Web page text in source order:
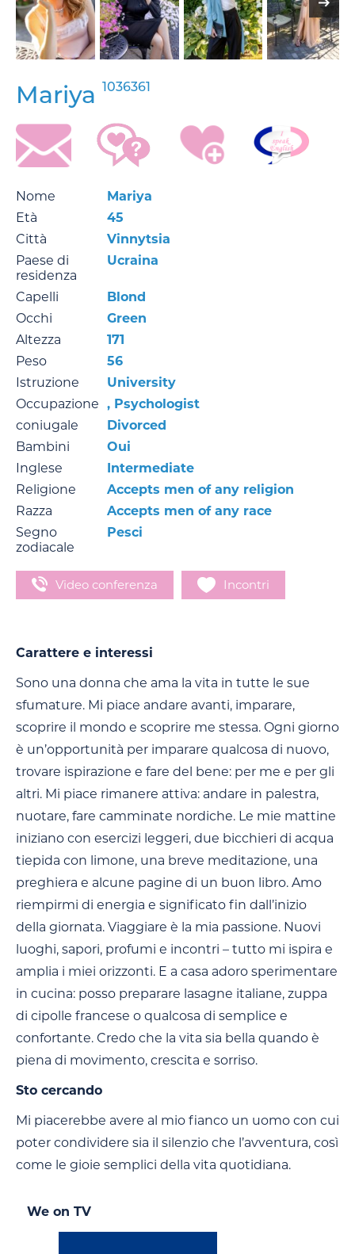
Mariya 1036361
Nome
Mariya
Età
45
Città
Vinnytsia
Paese di
residenza
Ucraina
Capelli
Blond
Occhi
Green
Altezza
171
Peso
56
Istruzione
University
Occupazione , Psychologist
coniugale
Divorced
Bambini
Oui
Inglese
Intermediate
Religione
Accepts men of any religion
Razza
Accepts men of any race
Segno
zodiacale
Pesci
Video conferenza Incontri
Carattere e interessi
Sono una donna che ama la vita in tutte le sue
sfumature. Mi piace andare avanti, imparare,
scoprire il mondo e scoprire me stessa. Ogni giorno
è un’opportunità per imparare qualcosa di nuovo,
trovare ispirazione e fare del bene: per me e per gli
altri. Mi piace rimanere attiva: andare in palestra,
nuotare, fare camminate nordiche. Le mie mattine
iniziano con esercizi leggeri, due bicchieri di acqua
tiepida con limone, una breve meditazione, una
preghiera e alcune pagine di un buon libro. Amo
riempirmi di energia e significato fin dall’inizio
della giornata. Viaggiare è la mia passione. Nuovi
luoghi, sapori, profumi e incontri – tutto mi ispira e
amplia i miei orizzonti. E a casa adoro sperimentare
in cucina: posso preparare lasagne italiane, zuppa
di cipolle francese o qualcosa di semplice e
confortante. Credo che la vita sia bella quando è
piena di movimento, crescita e sorriso.
Sto cercando
Mi piacerebbe avere al mio fianco un uomo con cui
poter condividere sia il silenzio che l’avventura, così
come le gioie semplici della vita quotidiana.
We on TV